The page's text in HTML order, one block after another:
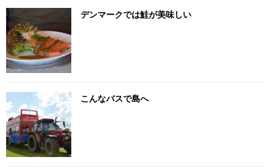
デンマークでは鮭が美味しい
こんなバスで島へ